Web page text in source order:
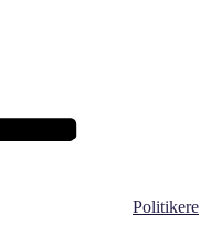
Politikere